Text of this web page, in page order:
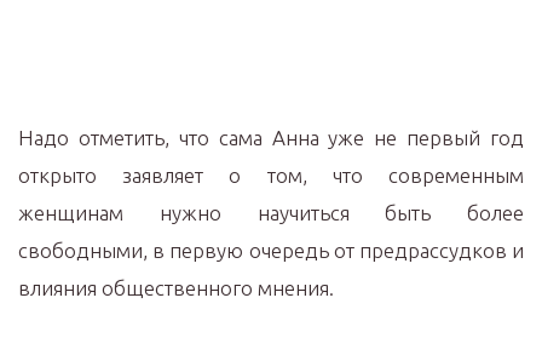
Надо отметить, что сама Анна уже не первый год
открыто заявляет о том, что современным
женщинам нужно научиться быть более
свободными, в первую очередь от предрассудков и
влияния общественного мнения.